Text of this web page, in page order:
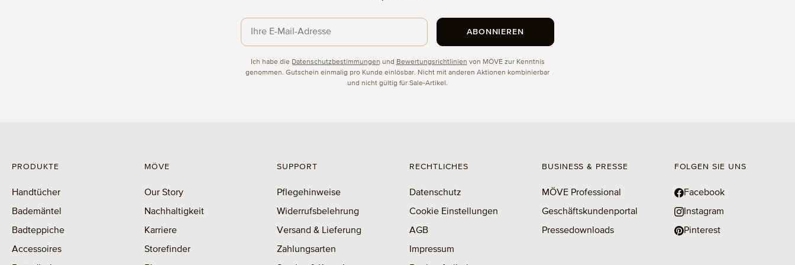
Ich habe die Datenschutzbestimmungen und Bewertungsrichtlinien von MÖVE zur Kenntnis
genommen. Gutschein einmalig pro Kunde einlösbar. Nicht mit anderen Aktionen kombinierbar
und nicht gültig für Sale-Artikel.
ABONNIEREN
PRODUKTE
Handtücher
Bademäntel
Badteppiche
Accessoires
MÖVE
Our Story
Nachhaltigkeit
Karriere
Storefinder
SUPPORT
Pflegehinweise
Widerrufsbelehrung
Versand & Lieferung
Zahlungsarten
RECHTLICHES
Datenschutz
Cookie Einstellungen
AGB
Impressum
BUSINESS & PRESSE
MÖVE Professional
Geschäftskundenportal
Pressedownloads
FOLGEN SIE UNS
Facebook
Instagram
Pinterest